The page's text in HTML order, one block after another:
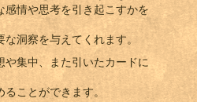
情や思考を引き起こすかを
洞察を与えてくれます。
や集中、また引いたカードに
ことができます。